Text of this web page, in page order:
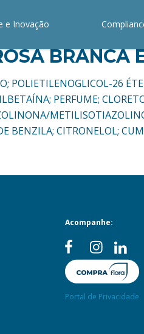
e Inovação
BRANCA
POLIETILENOGLICOL-26
PERFUME;
BENZILA; CITRONELOL;
Acompanhe:
Portal de Privacidade